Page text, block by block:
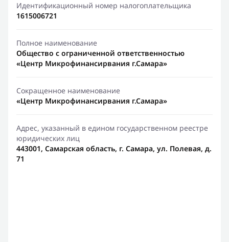
Идентификационный номер налогоплательщика
1615006721
Полное наименование
Общество с ограниченной ответственностью
«Центр Микрофинансирвания г.Самара»
Сокращенное наименование
«Центр Микрофинансирвания г.Самара»
Адрес, указанный в едином государственном реестре
юридических лиц
443001, Самарская область, г. Самара, ул. Полевая, д.
71